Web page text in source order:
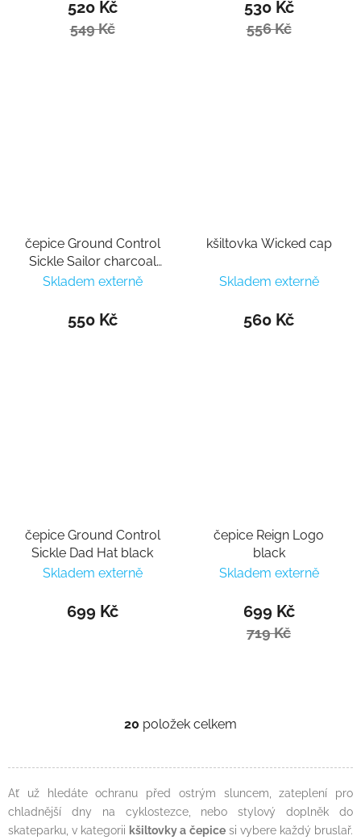
520 Kč
549 Kč
530 Kč
556 Kč
čepice Ground Control
Sickle Sailor charcoal
grey
Skladem externě
550 Kč
kšiltovka Wicked cap
Skladem externě
560 Kč
čepice Ground Control
Sickle Dad Hat black
Skladem externě
699 Kč
čepice Reign Logo
black
Skladem externě
699 Kč
719 Kč
Ovládací prvky výpisu
20 položek celkem
Ať už hledáte ochranu před ostrým sluncem, zateplení pro
chladnější dny na cyklostezce, nebo stylový doplněk do
skateparku, v kategorii kšiltovky a čepicesi vybere každý bruslař.